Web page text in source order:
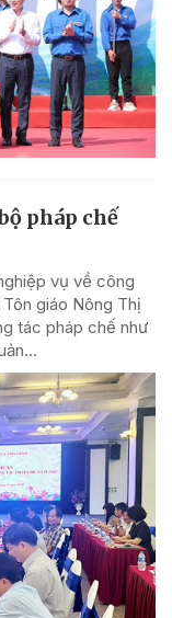
pháp chế
vụ về công
giáo Nông Thị
tác pháp chế như